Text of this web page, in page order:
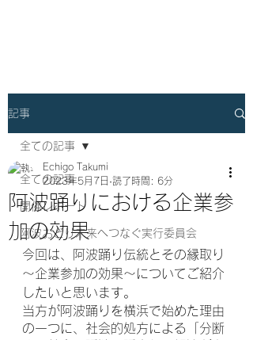
記事
全ての記事
開催レポート
阿波おどり未来へつなぐ実行委員会
全ての記事
阿波踊りにおける企業参
加の効果
Echigo Takumi
2023年5月7日 読了時間: 6分
今回は、阿波踊り伝統とその縁取り
～企業参加の効果～についてご紹介
したいと思います。
当方が阿波踊りを横浜で始めた理由
の一つに、社会的処方による「分断